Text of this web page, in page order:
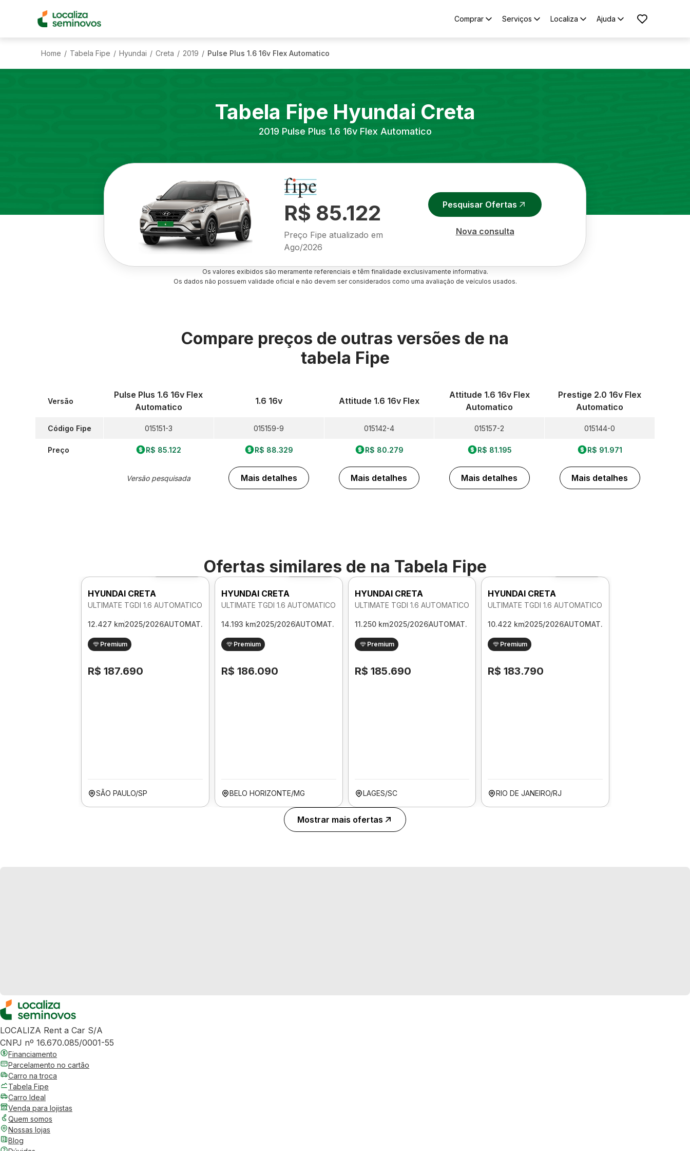
Comprar Serviços Localiza Ajuda
Home / Tabela Fipe / Hyundai / Creta / 2019 / Pulse Plus 1.6 16v Flex Automatico
Tabela Fipe Hyundai Creta
2019 Pulse Plus 1.6 16v Flex Automatico
R$ 85.122
Preço Fipe atualizado em
Ago/2026
Pesquisar Ofertas
Nova consulta
Os valores exibidos são meramente referenciais e têm finalidade exclusivamente informativa.
Os dados não possuem validade oficial e não devem ser considerados como uma avaliação de veículos usados.
Compare preços de outras versões de na
tabela Fipe
Versão
Código Fipe
Preço
Pulse Plus 1.6 16v Flex
Automatico
015151-3
R$ 85.122
Versão pesquisada
1.6 16v
015159-9
R$ 88.329
Mais detalhes
Attitude 1.6 16v Flex
015142-4
R$ 80.279
Mais detalhes
Attitude 1.6 16v Flex
Automatico
015157-2
R$ 81.195
Mais detalhes
Prestige 2.0 16v Flex
Automatico
015144-0
R$ 91.971
Mais detalhes
Ofertas similares de na Tabela Fipe
HYUNDAI CRETA
ULTIMATE TGDI 1.6 AUTOMATICO
12.427 km2025/2026AUTOMAT.
Premium
R$ 187.690
SÃO PAULO/SP
Foto 360º
HYUNDAI CRETA
ULTIMATE TGDI 1.6 AUTOMATICO
14.193 km2025/2026AUTOMAT.
Premium
R$ 186.090
BELO HORIZONTE/MG
HYUNDAI CRETA
ULTIMATE TGDI 1.6 AUTOMATICO
11.250 km2025/2026AUTOMAT.
Premium
R$ 185.690
LAGES/SC
HYUNDAI CRETA
ULTIMATE TGDI 1.6 AUTOMATICO
10.422 km2025/2026AUTOMAT.
Premium
R$ 183.790
RIO DE JANEIRO/RJ
Mostrar mais ofertas
LOCALIZA Rent a Car S/A
CNPJ nº 16.670.085/0001-55
Financiamento
Parcelamento no cartão
Carro na troca
Tabela Fipe
Carro Ideal
Venda para lojistas
Quem somos
Nossas lojas
Blog